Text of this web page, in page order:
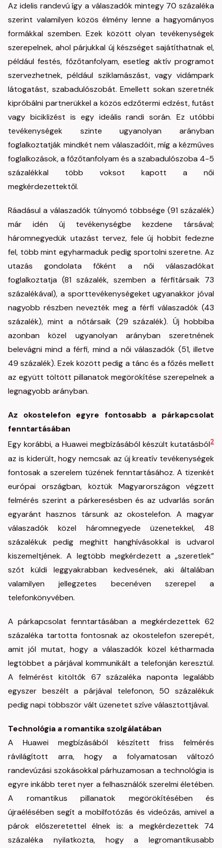
Az idelis randevú így a válaszadók mintegy 70 százaléka
szerint valamilyen közös élmény lenne a hagyományos
formákkal szemben. Ezek között olyan tevékenységek
szerepelnek, ahol párjukkal új készséget sajátíthatnak el,
például festés, főzőtanfolyam, esetleg aktív programot
szervezhetnek, például sziklamászást, vagy vidámpark
látogatást, szabadulószobát. Emellett sokan szeretnék
kipróbálni partnerükkel a közös edzőtermi edzést, futást
vagy biciklizést is egy ideális randi során. Ez utóbbi
tevékenységek szinte ugyanolyan arányban
foglalkoztatják mindkét nem válaszadóit, míg a kézműves
foglalkozások, a főzőtanfolyam és a szabadulószoba 4-5
százalékkal több voksot kapott a női
megkérdezettektől.
Ráadásul a válaszadók túlnyomó többsége (91 százalék)
már idén új tevékenységbe kezdene társával;
háromnegyedük utazást tervez, fele új hobbit fedezne
fel, több mint egyharmaduk pedig sportolni szeretne. Az
utazás gondolata főként a női válaszadókat
foglalkoztatja (81 százalék, szemben a férfitársaik 73
százalékával), a sporttevékenységeket ugyanakkor jóval
nagyobb részben nevezték meg a férfi válaszadók (43
százalék), mint a nőtársaik (29 százalék). Új hobbiba
azonban közel ugyanolyan arányban szeretnének
belevágni mind a férfi, mind a női válaszadók (51, illetve
49 százalék). Ezek között pedig a tánc és a főzés mellett
az együtt töltött pillanatok megörökítése szerepelnek a
legnagyobb arányban.
Az okostelefon egyre fontosabb a párkapcsolat
fenntartásában
Egy korábbi, a Huawei megbízásából készült kutatásból2
az is kiderült, hogy nemcsak az új kreatív tevékenységek
fontosak a szerelem tüzének fenntartásához. A tizenkét
európai országban, köztük Magyarországon végzett
felmérés szerint a párkeresésben és az udvarlás során
egyaránt hasznos társunk az okostelefon. A magyar
válaszadók közel háromnegyede üzenetekkel, 48
százalékuk pedig meghitt hanghívásokkal is udvarol
kiszemeltjének. A legtöbb megkérdezett a „szeretlek”
szót küldi leggyakrabban kedvesének, aki általában
valamilyen jellegzetes becenéven szerepel a
telefonkönyvében.
A párkapcsolat fenntartásában a megkérdezettek 62
százaléka tartotta fontosnak az okostelefon szerepét,
amit jól mutat, hogy a válaszadók közel kétharmada
legtöbbet a párjával kommunikált a telefonján keresztül.
A felmérést kitöltők 67 százaléka naponta legalább
egyszer beszélt a párjával telefonon, 50 százalékuk
pedig napi többször vált üzenetet szíve választottjával.
Technológia a romantika szolgálatában
A Huawei megbízásából készített friss felmérés
rávilágított arra, hogy a folyamatosan változó
randevúzási szokásokkal párhuzamosan a technológia is
egyre inkább teret nyer a felhasználók szerelmi életében.
A romantikus pillanatok megörökítésében és
újraélésében segít a mobilfotózás és videózás, amivel a
párok előszeretettel élnek is: a megkérdezettek 74
százaléka nyilatkozta, hogy a legromantikusabb